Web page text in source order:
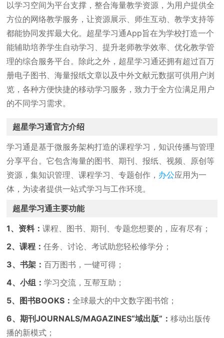
以学习空间为平台支撑，整合海量教学资源，为用户提供全
方位的网络教学服务，让资源展示、师生互动、教学支持等
都能协同发挥最大化。超星学习通App旨在为学校打造一个
能辅助培养学生自动学习、提升老师教学效率、优化教学管
理的综合服务平台。除此之外，超星学习通还拥有超过百万
册电子图书、海量报纸文章以及中外文献元数据可供用户浏
览，各种方便快捷的移动学习服务，致力于全方位满足用户
的不同学习需求。
超星学习通官方介绍
学习通是基于微服务架构打造的课程学习，知识传播与管理
分享平台。它包含海量的图书、期刊、报纸、视频、原创等
资源，集知识管理、课程学习、专题创作， 办公应用为一
体，为读者提供一站式学习与工作环境。
超星学习通主要功能
1、资料：课程、图书、期刊、专题您想要的，应有尽有；
2、课程：任务、讨论、考试助您轻松修学分；
3、书架：百万图书，一键可得；
4、小组：学习交流，互帮互助；
5、图书BOOKS：全球最大的中文数字图书馆；
6、期刊JOURNALS/MAGAZINES“域出版”：移动出版传
播的新模式；